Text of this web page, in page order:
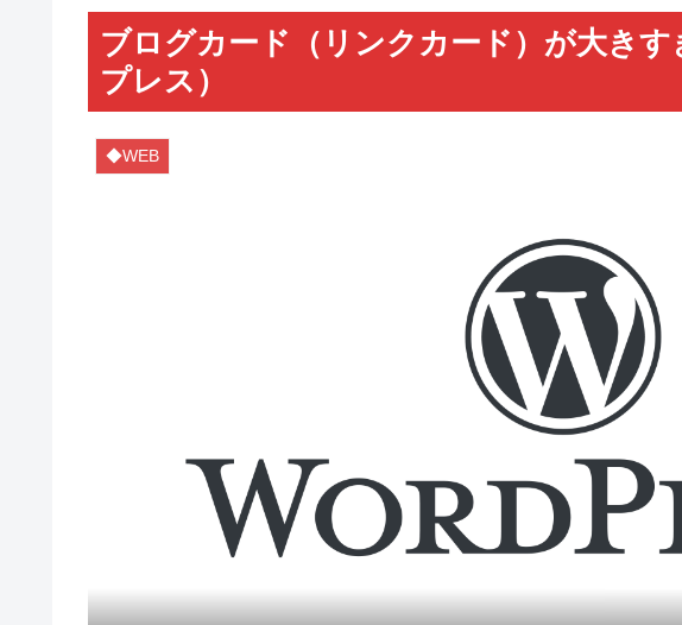
ブログカード（リンクカード）が大き
プレス）
◆WEB